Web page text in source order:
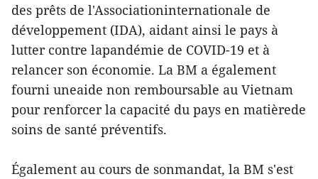
des prêts de l'Associationinternationale de
développement (IDA), aidant ainsi le pays à
lutter contre lapandémie de COVID-19 et à
relancer son économie. La BM a également
fourni uneaide non remboursable au Vietnam
pour renforcer la capacité du pays en matièrede
soins de santé préventifs.
Également au cours de sonmandat, la BM s'est